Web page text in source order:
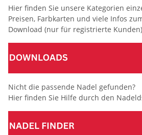
Hier finden Sie unsere Kategorien
Preisen, Farbkarten und viele Infos
Download (nur für registrierte
Nicht die passende Nadel gefunden?
Hier finden Sie Hilfe durch den